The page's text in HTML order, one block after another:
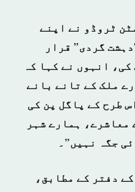
ٹروڈو نے اپنے
گردی” قرار
کی، انہوں نے کہا کہ
ملک کے تانے بانے
طرح کے پاگل پن کی
ہمارے شہر
جگہ نہیں”۔
دفتر کے مطابق،